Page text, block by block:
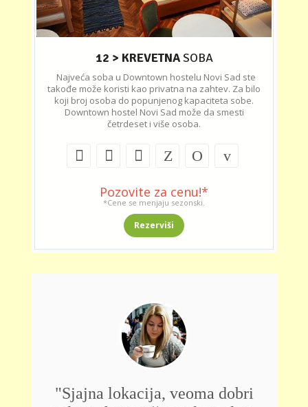
12 > KREVETNASOBA
Najveća soba u Downtown hostelu Novi Sad ste
takođe može koristi kao privatna na zahtev. Za bilo
koji broj osoba do popunjenog kapaciteta sobe.
Downtown hostel Novi Sad može da smesti
četrdeset i više osoba.
Pozovite za cenu!*
*Cene se menjaju sezonski.
Rezerviši
veoma dobri
"Odličan!